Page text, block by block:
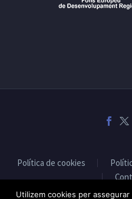
Política de cookies
Utilizem cookies per